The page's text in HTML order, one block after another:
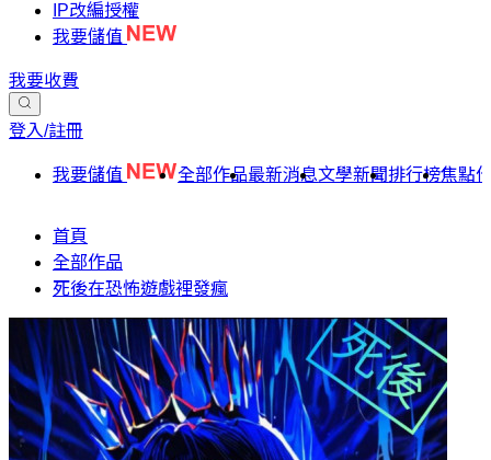
IP改編授權
我要儲值
我要收費
登入/註冊
我要儲值 全部作品最新消息文學新聞排行榜焦點
首頁
全部作品
死後在恐怖遊戲裡發瘋